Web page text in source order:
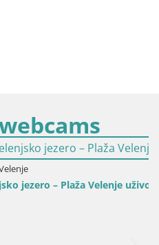
Plaža Velenje uživo